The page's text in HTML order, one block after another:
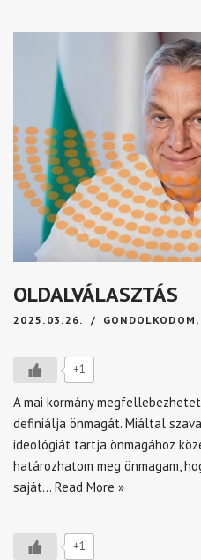
OLDALVÁLASZTÁS
2025.03.26. GONDOLKODOM ,
+1
A mai kormány
definiálja önmagát. Miáltal
ideológiát tartja önmagához
határozhatom meg önmagam,
saját… Read More »
+1